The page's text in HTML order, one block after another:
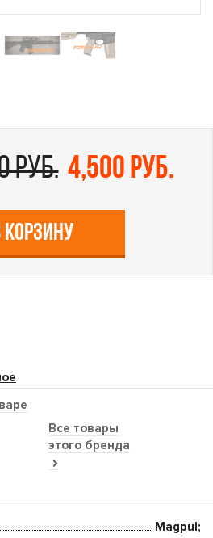
руб. 4,500 руб.
КОРЗИНУ
Все товары
этого бренда
Magpul;